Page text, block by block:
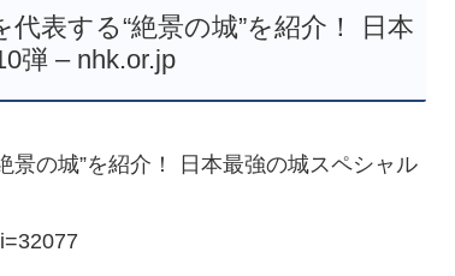
表する“絶景の城”を紹介！ 日本
弾 – nhk.or.jp
の城”を紹介！ 日本最強の城スペシャル